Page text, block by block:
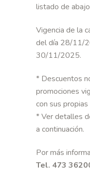
listado de
Vigencia de la
del día 28/11/
30/11/2025.
* Descuentos
promociones
con sus propias
* Ver detalles
a continuación.
Por más
Tel. 473